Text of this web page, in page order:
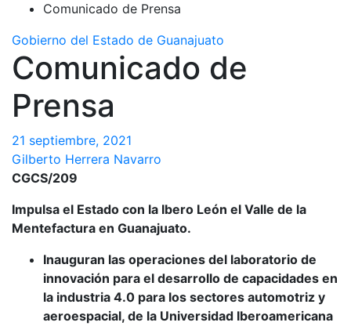
Comunicado de Prensa
Gobierno del Estado de Guanajuato
Comunicado de
Prensa
21 septiembre, 2021
Gilberto Herrera Navarro
CGCS/209
Impulsa el Estado con la Ibero León el Valle de la
Mentefactura en Guanajuato.
Inauguran las operaciones del laboratorio de
innovación para el desarrollo de capacidades en
la industria 4.0 para los sectores automotriz y
aeroespacial, de la Universidad Iberoamericana